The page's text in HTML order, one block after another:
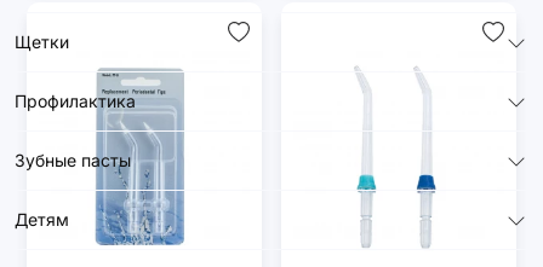
Щетки
Профилактика
Зубные пасты
Детям